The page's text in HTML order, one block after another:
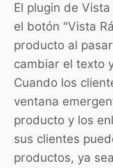
El plugin de
el botón "Vista
producto al
cambiar el texto
Cuando los
ventana
producto y los
sus clientes
productos, ya